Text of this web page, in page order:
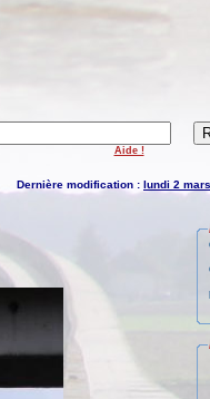
Aide !
Dernière modification : lundi 2